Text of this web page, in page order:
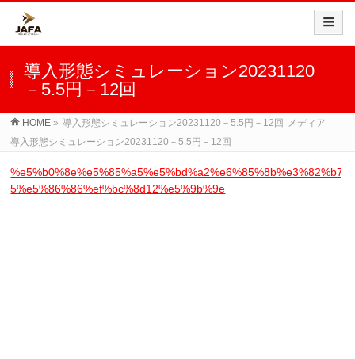
導入形態シミュレーション20231120
－5.5円－12回
HOME » 導入形態シミュレーション20231120－5.5円－12回
メディア
導入形態シミュレーション20231120－5.5円－12回
5%e5%86%86%ef%bc%8d12%e5%9b%9e